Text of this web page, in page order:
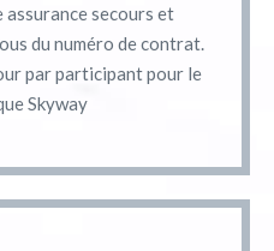
assurance secours et
du numéro de contrat.
par participant pour le
Skyway